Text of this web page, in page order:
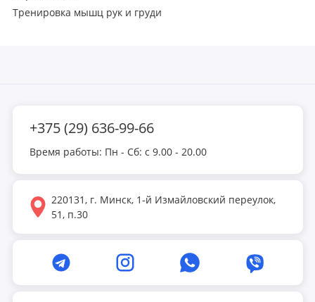
Тренировка мышц рук и груди
+375 (29) 636-99-66
Время работы: Пн - Сб: с 9.00 - 20.00
220131, г. Минск, 1-й Измайловский переулок,
51, п.30